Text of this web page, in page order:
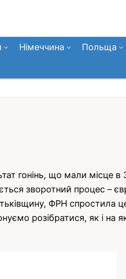
Німеччина Польща
гонінь, що мали місце
зворотний процес –
ФРН спростила
розібратися, як і на